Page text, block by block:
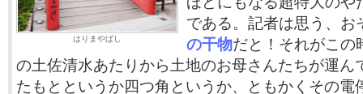
はりまやばし
である。記者は思う、お
の干物だと！それがこの
の土佐清水あたりから土地のお母さんたちが運ん
たもとというか四つ角というか、ともかくその電